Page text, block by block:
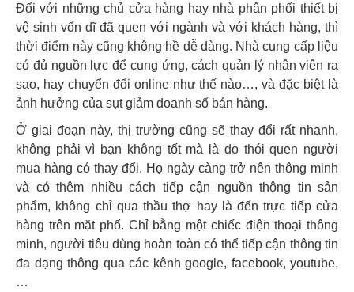
Đối với những chủ cửa hàng hay nhà phân phối thiết bị
vệ sinh vốn dĩ đã quen với ngành và với khách hàng, thì
thời điểm này cũng không hề dễ dàng. Nhà cung cấp liệu
có đủ nguồn lực để cung ứng, cách quản lý nhân viên ra
sao, hay chuyển đổi online như thế nào…, và đặc biệt là
ảnh hưởng của sụt giảm doanh số bán hàng.
Ở giai đoạn này, thị trường cũng sẽ thay đổi rất nhanh,
không phải vì bạn không tốt mà là do thói quen người
mua hàng có thay đổi. Họ ngày càng trở nên thông minh
và có thêm nhiều cách tiếp cận nguồn thông tin sản
phẩm, không chỉ qua thầu thợ hay là đến trực tiếp cửa
hàng trên mặt phố. Chỉ bằng một chiếc điện thoại thông
minh, người tiêu dùng hoàn toàn có thể tiếp cận thông tin
đa dạng thông qua các kênh google, facebook, youtube,
…